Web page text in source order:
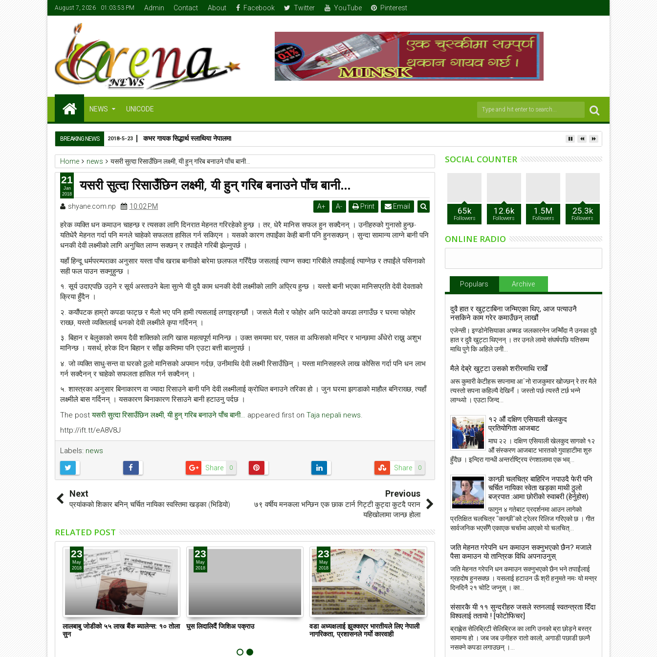
August 7, 2026 01:03:53 PM Admin Contact About Facebook Twitter YouTube Pinterest
NEWS UNICODE
BREAKING NEWS कभर गायक सिद्धार्थ स्लाथिया नेपालमा
2018-5-23
Home news यसरी सुत्दा रिसाउँछिन लक्ष्मी, यी हुन् गरिब बनाउने पाँच बानी…
यसरी सुत्दा रिसाउँछिन लक्ष्मी, यी हुन् गरिब बनाउने पाँच बानी…
shyane.com.np 10:02 PM A+ A- Print Email
हरेक व्यक्ति धन कमाउन चाहन्छ र त्यसका लागि दिनरात मेहनत गरिरहेको हुन्छ । तर, धेरै मानिस सफल हुन सक्दैनन् । उनीहरुको गुनासो हुन्छ-
यतिधेरै मेहनत गर्दा पनि मनले चाहेको सफलता हासिल गर्न सकिएन । यसको कारण तपाईंका केही बानी पनि हुनसक्छन् । सुन्दा सामान्य लाग्ने बानी पनि
धनकी देवी लक्ष्मीको लागि अनुचित लाग्न सक्छन् र तपाईंले गरिबी झेल्नुपर्छ ।
यहाँ हिन्दू धर्मपरम्पराका अनुसार यस्ता पाँच खराब बानीको बारेमा छलफल गरिँदैछ जसलाई त्याग्न सक्दा गरिबीले तपाईंलाई त्याग्नेछ र तपाईंले पसिनाको
सही फल पाउन सक्नुहुन्छ ।
१. सूर्य उदाएपछि उठ्ने र सूर्य अस्ताउने बेला सुत्ने यी दुवै काम धनकी देवी लक्ष्मीको लागि अप्रिय हुन्छ । यस्तो बानी भएका मानिसप्रति देवी देवताको
क्रिया हुँदैन ।
२. कयौंपटक हाम्रो कपडा फाट्छ र मैलो भए पनि हामी त्यसलाई लगाइरहन्छौं । जसले मैलो र फोहोर अनि फाटेको कपडा लगाउँछ र घरमा फोहोर
राख्छ, यस्तो व्यक्तिलाई धनको देवी लक्ष्मीले कृपा गर्दिनन् ।
३. बिहान र बेलुकाको समय दैवी शक्तिको लागि खास महत्वपूर्ण मानिन्छ । उक्त समयमा घर, पसल वा अफिसको मन्दिर र भान्छामा अँधेरो राख्नु अशुभ
मानिन्छ । यसर्थ, हरेक दिन बिहान र साँझ कम्तिमा पनि एउटा बत्ती बाल्नुपर्छ ।
४. जो व्यक्ति साधु-सन्त वा घरको ठूलो मानिसको अपमान गर्दछ, उनीमाथि देवी लक्ष्मी रिसाउँछिन् । यस्ता मानिसहरुले लाख कोसिस गर्दा पनि धन लाभ
गर्न सक्दैनन् र चाहेको सफलता हासिल गर्न सक्दैनन् ।
५. शास्त्रका अनुसार बिनाकारण वा ज्यादा रिसाउने बानी पनि देवी लक्ष्मीलाई क्रोधित बनाउने तरिका हो । जुन घरमा झगडाको माहौल बनिराख्छ, त्यहाँ
लक्ष्मीले बास गर्दिनन् । यसकारण बिनाकारण रिसाउने बानी हटाउनु पर्दछ ।
The postयसरी सुत्दा रिसाउँछिन लक्ष्मी, यी हुन् गरिब बनाउने पाँच बानी… appeared first on Taja nepali news
http://ift.tt/eA8V8J
Labels: news
0
Share 0
Share
21
Jan
2018
Next
प्रयांकको शिकार बनिन् चर्चित नायिका स्वस्तिमा खड्का (भिडियो)
Previous
७९ वर्षीय मनकला भन्छिन एक छाक टार्न गिट्टी कुट्दा कुटदै परान
यहिखोलामा जान्छ होला
RELATED POST
23
May
2018
लालबाबु जोडीको ५५ लाख बैंक ब्यालेन्स: १० तोला
सुन
23
May
2018
घुस लिदालिदैं जिशिअ पक्राउ
23
May
2018
वडा अध्यक्षलाई झुक्काएर भारतीयले लिए नेपाली
नागरिकता, प्रशासनले गर्याे कारवाही
23
2018
कांग्रेस उपसभापति निधि अमेरिकामा
22
2018
आइपीएल : हैदरावादलाई हराउँदै चेन्नाई
पटक फाइनलमा, फाप डु प्लेसिसको
ब्याटिङ
SOCIAL COUNTER
65k
Followers
12.6k
Followers
1.5M
Followers
25.3k
Followers
ONLINE RADIO
Populars Archive
दुवै हात र खुट्टाबिना जन्मिएका थिए, आज पत्याउनै
नसकिने काम गरेर कमाउँछन् लाखौं
एजेन्सी। इण्डोनेसियाका अच्मड जलकारनेन जन्मिँदा नै उनका दुवै
हात र दुवै खुट्टा थिएनन् । तर उनले लामो संघर्षपछि यतिसम्म
माथि पुगे कि अहिले उनी...
मैले देब्रे खुट्टा उसको शरीरमाथि राखेँ
अरू कुमारी केटीहरू सपनामा आˆनो राजकुमार खोज्छन् रे तर मैले
त्यस्तो सपना कहिल्यै देखिनँ । जस्तो पर्छ त्यस्तै टर्छ भन्ने
लाग्थ्यो । एउटा जिन्द...
१२ औं दक्षिण एसियाली खेलकुद
प्रतियोगिता आजबाट
माघ २२ । दक्षिण एसियाली खेलकुद सागको १२
औं संस्करण आजबाट भारतको गुवाहाटीमा शुरु
हुँदैछ । इन्दिरा गान्धी अन्तर्राष्ट्रिय रंगशालामा एक भव्...
कान्छी चलचित्र बाहिरिन नपाउदै फेरी पनि
चर्चित नायिका स्वेता खड्का माथी ठुलो
बज्रपात :आमा छोरीको रुवाबरी (हेर्नुहोस)
फागुन ४ गतेबाट प्रदर्शनमा आउन लागेको
प्रतिक्षित चलचित्र “कान्छी”को ट्रेलर रिलिज गरिएको छ । गीत
सार्वजनिक भएसँगै एकाएक चर्चामा आएको यो चलचित्...
जति मेहनत गरेपनि धन कमाउन सक्नुभएको छैन? मजाले
पैसा कमाउन यो तान्त्रिक विधि अपनाउनुस्
जति मेहनत गरेपनि धन कमाउन सक्नुभएको छैन भने तपाईंलाई
ग्रहदोष हुनसक्छ । यसलाई हटाउन ऊँ श्री हनुमते नमः यो मन्त्र
दिनदिनै २१ चोटि जप्नुस् । का...
संसारकै यी ११ सुन्दरीहरु जसले स्तनलाई स्वतन्त्रता दिँदा
विश्वलाई ततायो ! [फोटोफिचर]
ब्राह्लेस सेलिब्रिटी सेलिब्रिज का लागि उनको ब्रा छोड़ने बस्त्र
सामान्य हो । जब जब उनीहरु रातो कालो, अगाडी पछाडी छल्नै
नसक्ने कपडा लगाउछन् ।...